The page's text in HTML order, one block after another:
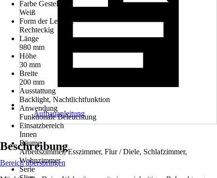
Farbe Gestell
Weiß
Form der Leuchte
Rechteckig
Länge
980 mm
Höhe
30 mm
Breite
200 mm
Ausstattung
Backlight, Nachtlichtfunktion
Anwendung
Funktionale Beleuchtung
Einsatzbereich
Innen
Räume
Arbeitszimmer, Esszimmer, Flur / Diele, Schlafzimmer,
Wohnzimmer
Serie
Aufbauanleitung
Beschreibung
Bereich überspringen